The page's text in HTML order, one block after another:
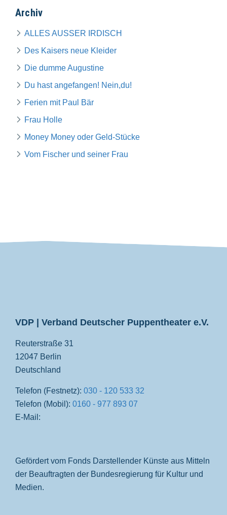
Archiv
ALLES AUSSER IRDISCH
Des Kaisers neue Kleider
Die dumme Augustine
Du hast angefangen! Nein,du!
Ferien mit Paul Bär
Frau Holle
Money Money oder Geld-Stücke
Vom Fischer und seiner Frau
VDP | Verband Deutscher Puppentheater e.V.
Reuterstraße 31
12047 Berlin
Deutschland
Telefon (Festnetz): 030 - 120 533 32
Telefon (Mobil): 0160 - 977 893 07
E-Mail:
Gefördert vom Fonds Darstellender Künste aus Mitteln
der Beauftragten der Bundesregierung für Kultur und
Medien.